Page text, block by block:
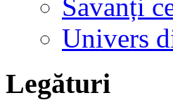
Savanți
Univers
Legături